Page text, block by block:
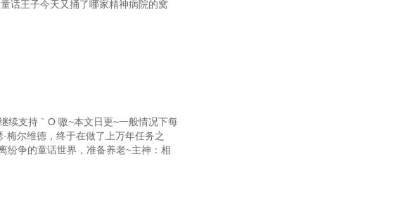
第54章 虫王陨
第57章 考试结束
话王子今天又捅了哪家精神病院的窝
续支持｀O 嗷~本文日更~一般情况下每
梅尔维德，终于在做了上万年任务之
纷争的童话世界，准备养老~主神：相